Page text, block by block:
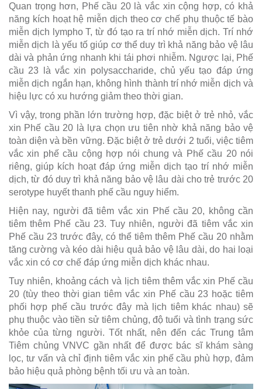
Quan trọng hơn, Phế cầu 20 là vắc xin cộng hợp, có khả
năng kích hoạt hệ miễn dịch theo cơ chế phụ thuộc tế bào
miễn dịch lympho T, từ đó tạo ra trí nhớ miễn dịch. Trí nhớ
miễn dịch là yếu tố giúp cơ thể duy trì khả năng bảo vệ lâu
dài và phản ứng nhanh khi tái phơi nhiễm. Ngược lại, Phế
cầu 23 là vắc xin polysaccharide, chủ yếu tạo đáp ứng
miễn dịch ngắn hạn, không hình thành trí nhớ miễn dịch và
hiệu lực có xu hướng giảm theo thời gian.
Vì vậy, trong phần lớn trường hợp, đặc biệt ở trẻ nhỏ, vắc
xin Phế cầu 20 là lựa chọn ưu tiên nhờ khả năng bảo vệ
toàn diện và bền vững. Đặc biệt ở trẻ dưới 2 tuổi, việc tiêm
vắc xin phế cầu cộng hợp nói chung và Phế cầu 20 nói
riêng, giúp kích hoạt đáp ứng miễn dịch tạo trí nhớ miễn
dịch, từ đó duy trì khả năng bảo vệ lâu dài cho trẻ trước 20
serotype huyết thanh phế cầu nguy hiểm.
Hiện nay, người đã tiêm vắc xin Phế cầu 20, không cần
tiêm thêm Phế cầu 23. Tuy nhiên, người đã tiêm vắc xin
Phế cầu 23 trước đây, có thể tiêm thêm Phế cầu 20 nhằm
tăng cường và kéo dài hiệu quả bảo vệ lâu dài, do hai loại
vắc xin có cơ chế đáp ứng miễn dịch khác nhau.
Tuy nhiên, khoảng cách và lịch tiêm thêm vắc xin Phế cầu
20 (tùy theo thời gian tiêm vắc xin Phế cầu 23 hoặc tiêm
phối hợp phế cầu trước đây mà lịch tiêm khác nhau) sẽ
phụ thuộc vào tiền sử tiêm chủng, độ tuổi và tình trạng sức
khỏe của từng người. Tốt nhất, nên đến các Trung tâm
Tiêm chủng VNVC gần nhất để được bác sĩ khám sàng
lọc, tư vấn và chỉ định tiêm vắc xin phế cầu phù hợp, đảm
bảo hiệu quả phòng bệnh tối ưu và an toàn.